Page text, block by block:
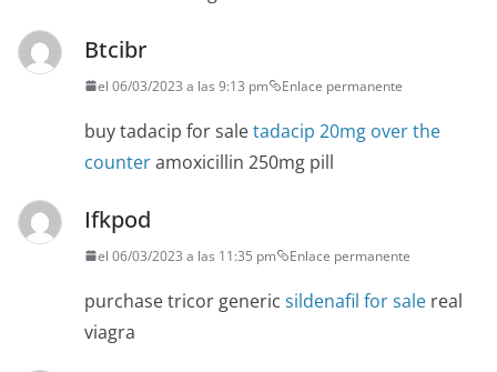
Btcibr
el 06/03/2023 a las 9:13 pm Enlace permanente
buy tadacip for saletadacip 20mg over the
counteramoxicillin 250mg pill
Ifkpod
el 06/03/2023 a las 11:35 pm Enlace permanente
purchase tricor generic sildenafil for sale real
viagra